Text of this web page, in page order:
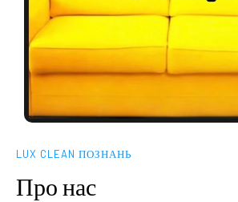
LUX CLEAN ПОЗНАНЬ
Про нас